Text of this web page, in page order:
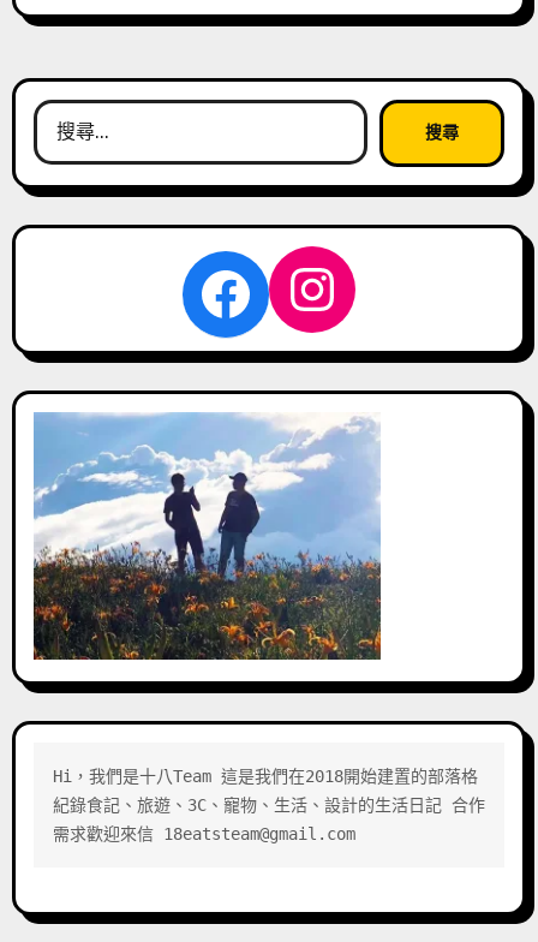
搜
尋
關
Facebook
Hi，我們是十八Team 這是我們在2018開始建置的部落格
紀錄食記、旅遊、3C、寵物、生活、設計的生活日記 合作
需求歡迎來信 18eatsteam@gmail.com